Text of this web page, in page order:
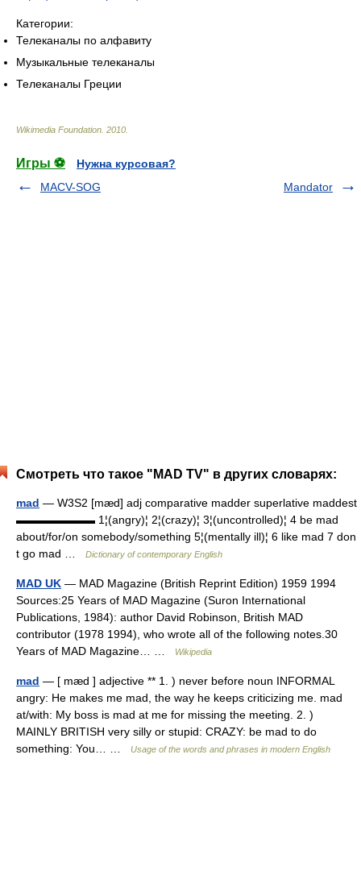
Категории:
Телеканалы по алфавиту
Музыкальные телеканалы
Телеканалы Греции
Wikimedia Foundation 2010
Игры ⚽
Нужна курсовая?
MACV-SOG
Mandator
Смотреть что такое "MAD TV" в других словарях:
mad — W3S2 [mæd] adj comparative madder superlative maddest
▬▬▬▬▬▬▬ 1¦(angry)¦ 2¦(crazy)¦ 3¦(uncontrolled)¦ 4 be mad
about/for/on somebody/something 5¦(mentally ill)¦ 6 like mad 7 don
t go mad …
Dictionary of contemporary English
MAD UK — MAD Magazine (British Reprint Edition) 1959 1994
Sources:25 Years of MAD Magazine (Suron International
Publications, 1984): author David Robinson, British MAD
contributor (1978 1994), who wrote all of the following notes.30
Years of MAD Magazine… …
Wikipedia
mad — [ mæd ] adjective ** 1. ) never before noun INFORMAL
angry: He makes me mad, the way he keeps criticizing me. mad
at/with: My boss is mad at me for missing the meeting. 2. )
MAINLY BRITISH very silly or stupid: CRAZY: be mad to do
something: You… …
Usage of the words and phrases in modern English